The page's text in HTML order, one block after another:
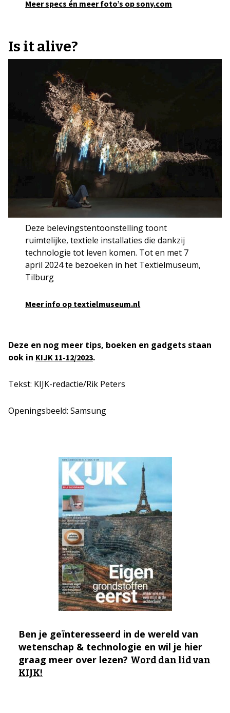
Meer specs én meer foto’s op sony.com
Is it alive?
Deze belevingstentoonstelling toont
ruimtelijke, textiele installaties die dankzij
technologie tot leven komen. Tot en met 7
april 2024 te bezoeken in het Textielmuseum,
Tilburg
Meer info op textielmuseum.nl
Deze en nog meer tips, boeken en gadgets staan
ook in KIJK 11-12/2023.
Tekst: KIJK-redactie/Rik Peters
Openingsbeeld: Samsung
Ben je geïnteresseerd in de wereld van
wetenschap & technologie en wil je hier
graag meer over lezen? Word dan lid van
KIJK!